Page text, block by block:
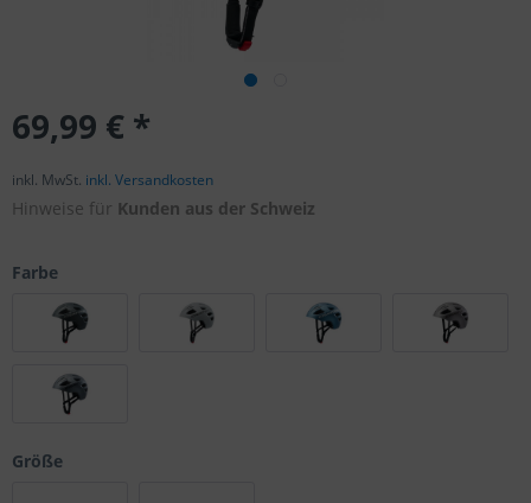
69,99 € *
inkl. MwSt. inkl. Versandkosten
Hinweise für Kunden aus der Schweiz
Farbe
Größe